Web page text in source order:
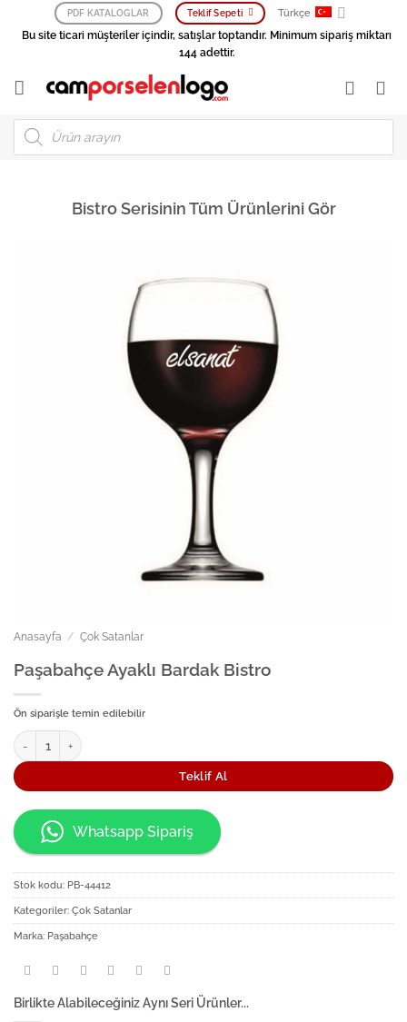
PDF KATALOGLAR Teklif Sepeti Türkçe
Bu site ticari müşteriler içindir, satışlar toptandır. Minimum sipariş miktarı
144 adettir.
Products
search
Bistro Serisinin Tüm Ürünlerini Gör
Anasayfa / Çok Satanlar
Paşabahçe Ayaklı Bardak Bistro
Ön siparişle temin edilebilir
Paşabahçe Ayaklı Bardak Bistro adet
Teklif Al
Whatsapp Sipariş
Stok kodu: PB-44412
Kategoriler: Çok Satanlar
Marka: Paşabahçe
Birlikte Alabileceğiniz Aynı Seri Ürünler...